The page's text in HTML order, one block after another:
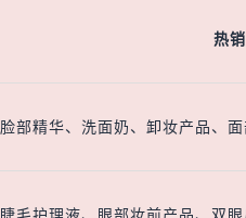
热
脸部精华、洗面奶、卸妆产品、
睫毛护理液、眼部妆前产品、双